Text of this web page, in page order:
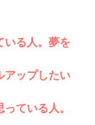
いる人。夢を
アップしたい
ている人。